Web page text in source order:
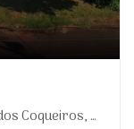
Dourados-MS